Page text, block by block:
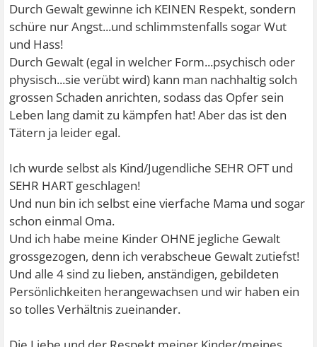
Durch Gewalt gewinne ich KEINEN Respekt, sondern
schüre nur Angst...und schlimmstenfalls sogar Wut
und Hass!
Durch Gewalt (egal in welcher Form...psychisch oder
physisch...sie verübt wird) kann man nachhaltig solch
grossen Schaden anrichten, sodass das Opfer sein
Leben lang damit zu kämpfen hat! Aber das ist den
Tätern ja leider egal.
Ich wurde selbst als Kind/Jugendliche SEHR OFT und
SEHR HART geschlagen!
Und nun bin ich selbst eine vierfache Mama und sogar
schon einmal Oma.
Und ich habe meine Kinder OHNE jegliche Gewalt
grossgezogen, denn ich verabscheue Gewalt zutiefst!
Und alle 4 sind zu lieben, anständigen, gebildeten
Persönlichkeiten herangewachsen und wir haben ein
so tolles Verhältnis zueinander.